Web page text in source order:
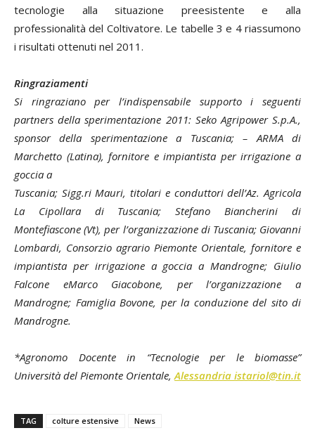
tecnologie alla situazione preesistente e alla
professionalità del Coltivatore. Le tabelle 3 e 4 riassumono
i risultati ottenuti nel 2011.
Ringraziamenti
Si ringraziano per l’indispensabile supporto i seguenti
partners della sperimentazione 2011: Seko Agripower S.p.A.,
sponsor della sperimentazione a Tuscania; – ARMA di
Marchetto (Latina), fornitore e impiantista per irrigazione a
goccia a
Tuscania; Sigg.ri Mauri, titolari e conduttori dell’Az. Agricola
La Cipollara di Tuscania; Stefano Biancherini di
Montefiascone (Vt), per l’organizzazione di Tuscania; Giovanni
Lombardi, Consorzio agrario Piemonte Orientale, fornitore e
impiantista per irrigazione a goccia a Mandrogne; Giulio
Falcone eMarco Giacobone, per l’organizzazione a
Mandrogne; Famiglia Bovone, per la conduzione del sito di
Mandrogne.
*Agronomo Docente in “Tecnologie per le biomasse”
Università del Piemonte Orientale,Alessandria istariol@tin.it
TAG colture estensive News